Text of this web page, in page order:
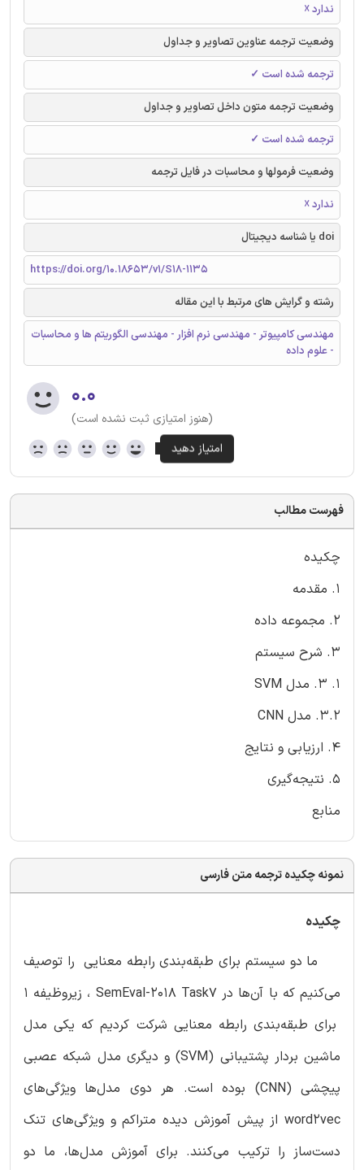
ندارد ☓
وضعیت ترجمه عناوین تصاویر و جداول
ترجمه شده است ✓
وضعیت ترجمه متون داخل تصاویر و جداول
ترجمه شده است ✓
وضعیت فرمولها و محاسبات در فایل ترجمه
ندارد ☓
doi یا شناسه دیجیتال
https://doi.org/10.18653/v1/S18-1135
رشته و گرایش های مرتبط با این مقاله
مهندسی کامپیوتر - مهندسی نرم افزار - مهندسی الگوریتم ها و محاسبات
- علوم داده
۰.۰
(هنوز امتیازی ثبت نشده است)
فهرست مطالب
چکیده
1. مقدمه
2. مجموعه داده
3. شرح سیستم
1. 3. مدل SVM
3.2. مدل CNN
4. ارزیابی و نتایج
5. نتیجه‌گیری
منابع
نمونه چکیده ترجمه متن فارسی
چکیده
ما دو سیستم برای طبقه‌بندی رابطه‌ معنایی را توصیف
می‌کنیم که با آن‌ها در SemEval-2018 Task7 ، زیروظیفه 1
برای طبقه‌بندی رابطه معنایی شرکت کردیم که یکی مدل
ماشین بردار پشتیبانی (SVM) و دیگری مدل شبکه عصبی
پیچشی (CNN) بوده است. هر دوی مدل‌ها ویژگی‌های
word2vec از پیش آموزش دیده متراکم و ویژگی‌های تنک
دست‌ساز را ترکیب می‌کنند. برای آموزش مدل‌ها، ما دو